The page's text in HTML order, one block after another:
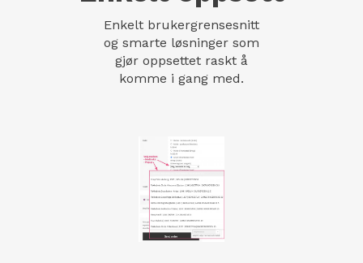
Enkelt brukergrensesnitt
og smarte løsninger som
gjør oppsettet raskt å
komme i gang med.